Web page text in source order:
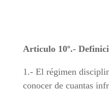
Articulo 10º.-
1.- El régimen
conocer de cuantas